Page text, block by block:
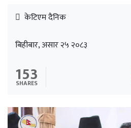
केटिएम दैनिक
बिहीबार, असार २५ २०८३
153
SHARES